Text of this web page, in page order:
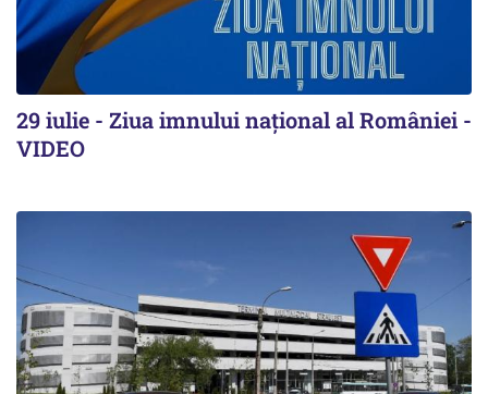
29 iulie - Ziua imnului național al României -
VIDEO